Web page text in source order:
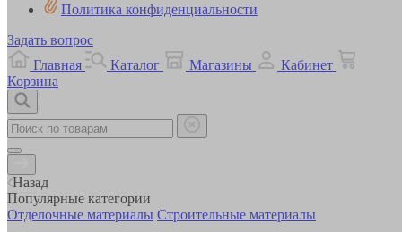
Политика конфиденциальности
Задать вопрос
Главная
Каталог Магазины
Кабинет
Корзина
Назад
Популярные категории
Отделочные материалы Строительные материалы